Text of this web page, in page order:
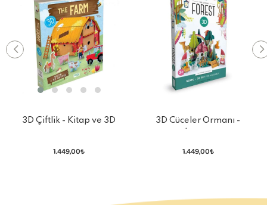
3D Çiftlik - Kitap ve 3D
1.449,00₺
3D Cüceler Ormanı -
1.449,00₺